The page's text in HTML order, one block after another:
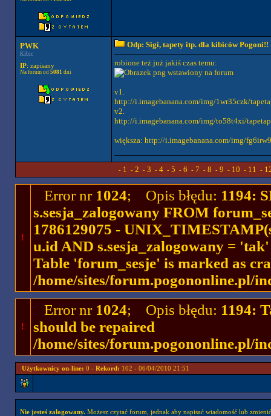
PWK
Kibic
IP: zapisany
Na forum od 5081 dni
Odp: Sigi, tapety itp. dla kibiców Pogoni!!
robione też już jakiś czas temu:
v1.
http://i.imagebanana.com/img/1wr35czk/
v2.
http://i.imagebanana.com/img/to58t4xi/
większa: http://i.imagebanana.com/img/
- 1 - 2 - 3 - 4- 5 - 6 - 7 - 8 - 9 - 10 - 11 -
!
Error nr 1024; Opis błędu: 1194:
s.sesja_zalogowany FROM
1786129075 -
u.id AND s.sesja_zalogowany =
Table 'forum_sesje' is marked as
/home/sites/forum.pogononline.pl/
!
Error nr 1024; Opis błędu: 1194:
should be repaired
/home/sites/forum.pogononline.pl/
Użytkownicy on-line: 0 - Rekord: 102 - 06/04/2010 21:51
Nie jesteś zalogowany.Możesz czytać forum, jednak aby napisać wiadomość lub